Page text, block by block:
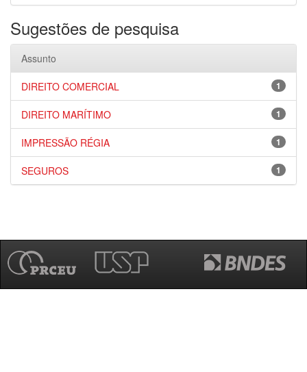
Sugestões de pesquisa
Assunto
1
DIREITO COMERCIAL
1
DIREITO MARÍTIMO
1
IMPRESSÃO RÉGIA
1
SEGUROS